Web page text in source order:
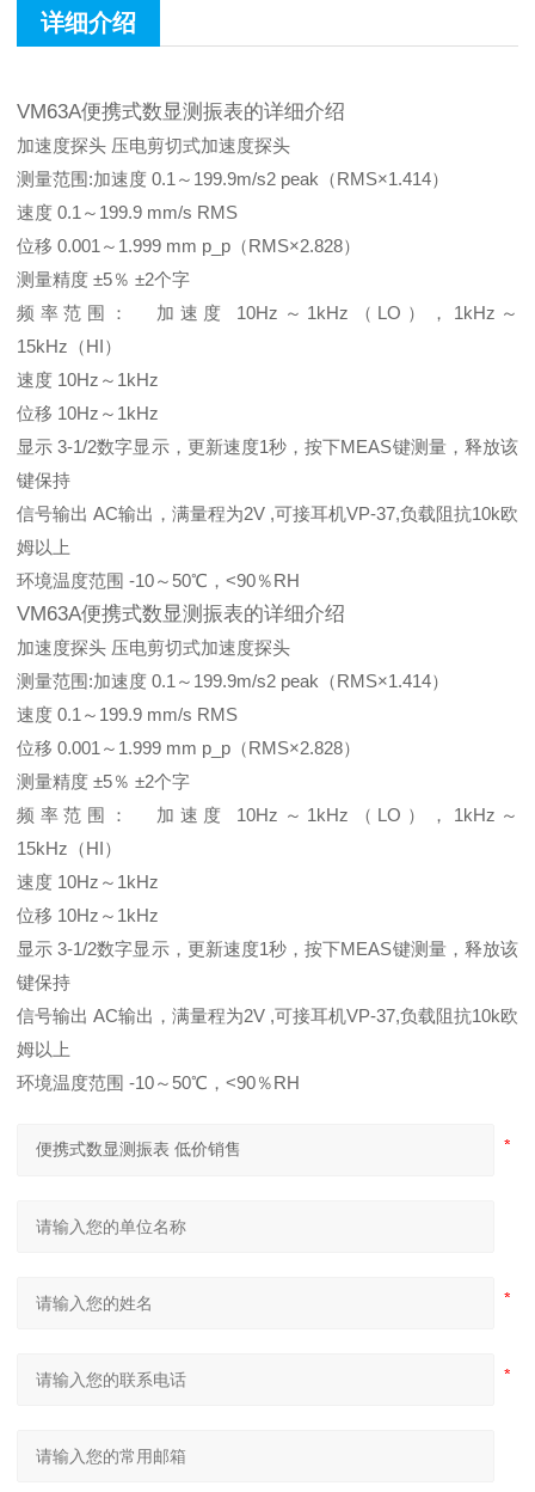
详细介绍
VM63A便携式数显测振表的详细介绍
加速度探头 压电剪切式加速度探头
测量范围:加速度 0.1～199.9m/s2 peak（RMS×1.414）
速度 0.1～199.9 mm/s RMS
位移 0.001～1.999 mm p_p（RMS×2.828）
测量精度 ±5％ ±2个字
频率范围： 加速度 10Hz～1kHz（LO），1kHz～
15kHz（HI）
速度 10Hz～1kHz
位移 10Hz～1kHz
显示 3-1/2数字显示，更新速度1秒，按下MEAS键测量，释放该
键保持
信号输出 AC输出，满量程为2V ,可接耳机VP-37,负载阻抗10k欧
姆以上
环境温度范围 -10～50℃，<90％RH
VM63A便携式数显测振表的详细介绍
加速度探头 压电剪切式加速度探头
测量范围:加速度 0.1～199.9m/s2 peak（RMS×1.414）
速度 0.1～199.9 mm/s RMS
位移 0.001～1.999 mm p_p（RMS×2.828）
测量精度 ±5％ ±2个字
频率范围： 加速度 10Hz～1kHz（LO），1kHz～
15kHz（HI）
速度 10Hz～1kHz
位移 10Hz～1kHz
显示 3-1/2数字显示，更新速度1秒，按下MEAS键测量，释放该
键保持
信号输出 AC输出，满量程为2V ,可接耳机VP-37,负载阻抗10k欧
姆以上
环境温度范围 -10～50℃，<90％RH